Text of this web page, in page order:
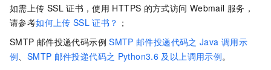
如需上传 SSL 证书，使用 HTTPS 的方式访问 Webmail 服务，
请参考如何上传 SSL 证书？ ；
SMTP 邮件投递代码示例 SMTP 邮件投递代码之 Java 调用示
例、 SMTP 邮件投递代码之 Python3.6 及以上调用示例。